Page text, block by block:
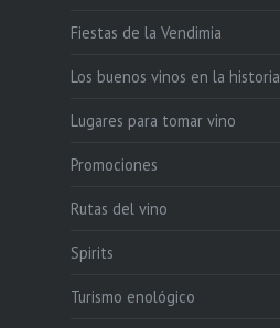
Fiestas de la Vendimia
Los buenos vinos en la historia
Lugares para tomar vino
Promociones
Rutas del vino
Spirits
Turismo enológico